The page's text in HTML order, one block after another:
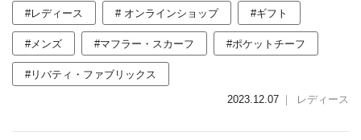
#レディース # オンラインショップ #ギフト
#メンズ #マフラー・スカーフ #ポケットチーフ
#リバティ・ファブリックス
2023.12.07 ｜ レディース